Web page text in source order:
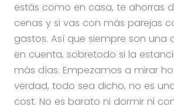
estás como en casa, te ahorras
cenas y si vas con más parejas
gastos. Así que siempre son una
en cuenta, sobretodo si la
más días. Empezamos a mirar
verdad, todo sea dicho, no es
cost. No es barato ni dormir ni